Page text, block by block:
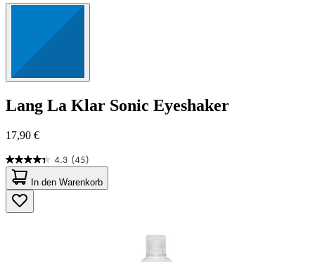
Lang La Klar Sonic Eyeshaker
17,90 €
4.3 (45)
4.3
von
5
Sternen.
45
In den Warenkorb